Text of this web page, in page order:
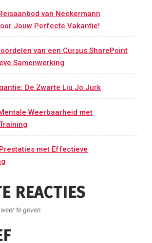
van Neckermann
Jouw Perfecte Vakantie!
van een Cursus SharePoint
Samenwerking
De Zwarte Liu Jo Jurk
Weerbaarheid met
met Effectieve
REACTIES
te geven.